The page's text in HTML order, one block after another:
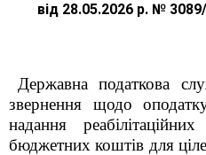
від 28.05.2026 р. №
Державна податкова
звернення щодо
надання
бюджетних коштів для